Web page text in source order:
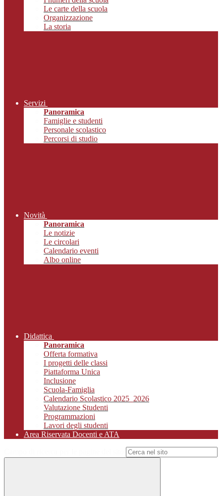
Le carte della scuola
Organizzazione
La storia
Servizi
Panoramica
Famiglie e studenti
Personale scolastico
Percorsi di studio
Novità
Panoramica
Le notizie
Le circolari
Calendario eventi
Albo online
Didattica
Panoramica
Offerta formativa
I progetti delle classi
Piattaforma Unica
Inclusione
Scuola-Famiglia
Calendario Scolastico 2025_2026
Valutazione Studenti
Programmazioni
Lavori degli studenti
Area Riservata Docenti e ATA